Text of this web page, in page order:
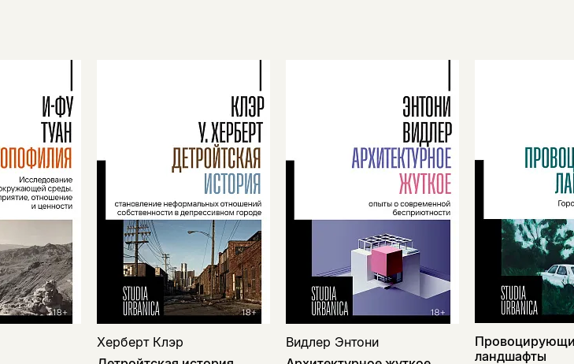
Херберт Клэр
Видлер Энтони
ландшафты